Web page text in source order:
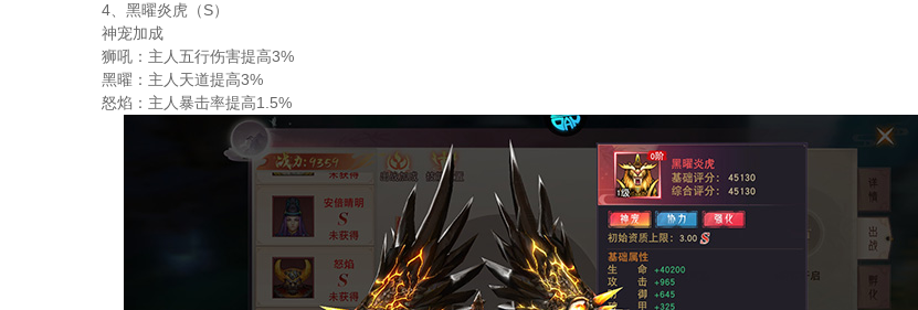
4、黑曜炎虎（S）
神宠加成
狮吼：主人五行伤害提高3%
黑曜：主人天道提高3%
怒焰：主人暴击率提高1.5%